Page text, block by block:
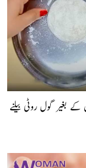
بغیر گول روٹی بیلنے